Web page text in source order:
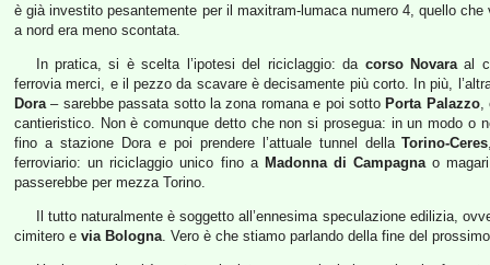
è già investito pesantemente per il maxitram-lumaca numero 4, quello
a nord era meno scontata.
In pratica, si è scelta l’ipotesi del riciclaggio: da corso Novaraal
ferrovia merci, e il pezzo da scavare è decisamente più corto. In più,
Dora– sarebbe passata sotto la zona romana e poi sotto Porta Palazzo,
cantieristico. Non è comunque detto che non si prosegua: in un modo o
fino a stazione Dora e poi prendere l’attuale tunnel dellaTorino-Ceres
ferroviario: un riciclaggio unico fino a Madonna di Campagnao
passerebbe per mezza Torino.
Il tutto naturalmente è soggetto all’ennesima speculazione edilizia,
cimitero e via Bologna. Vero è che stiamo parlando della fine del